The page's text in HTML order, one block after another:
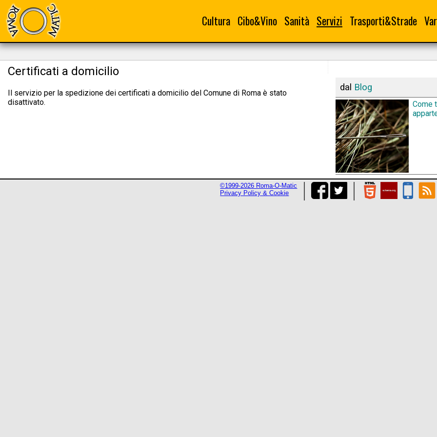
Cultura Cibo&Vino Sanità Servizi Trasporti&Strade
Certificati a domicilio
Il servizio per la spedizione dei certificati a domicilio del Comune di Roma è stato
disattivato.
dal Blog
Come
©1999-2026 Roma-O-Matic
Privacy Policy & Cookie